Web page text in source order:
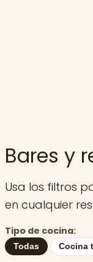
Bares y
Usa los filtros
en cualquier
Tipo de cocina:
Todas Cocina